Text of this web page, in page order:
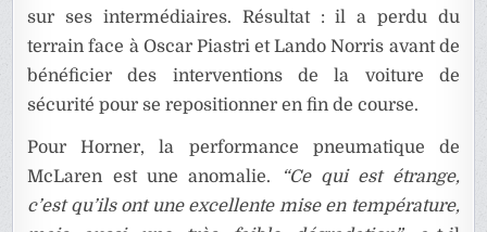
sur ses intermédiaires. Résultat : il a perdu du
terrain face à Oscar Piastri et Lando Norris avant de
bénéficier des interventions de la voiture de
sécurité pour se repositionner en fin de course.
Pour Horner, la performance pneumatique de
McLaren est une anomalie.
“Ce qui est étrange,
c’est qu’ils ont une excellente mise en température,